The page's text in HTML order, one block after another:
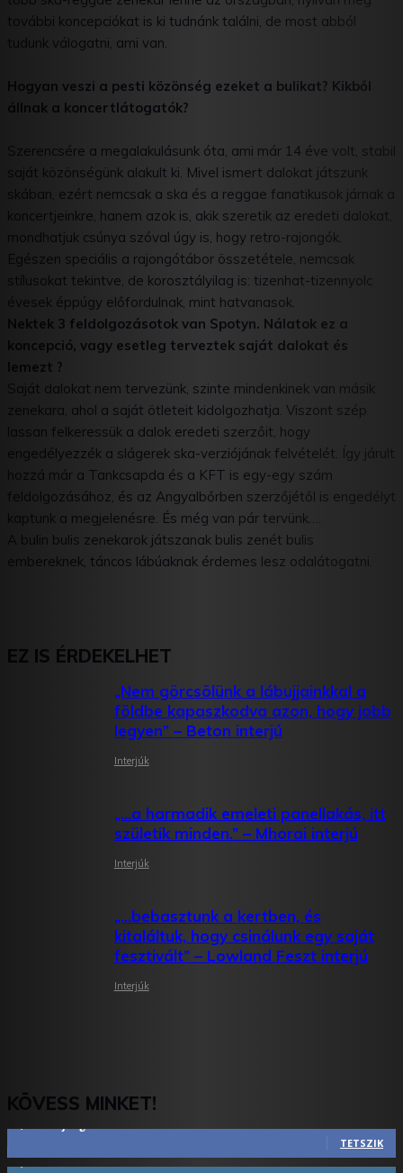
további koncepciókat is ki tudnánk találni, de most abból
tudunk válogatni, ami van.
Hogyan veszi a pesti közönség ezeket a bulikat? Kikből
állnak a koncertlátogatók?
Szerencsére a megalakulásunk óta, ami már 14 éve volt, stabil
saját közönségünk alakult ki. Mivel ismert dalokat játszunk
skában, ezért nemcsak a ska és a reggae fanatikusok járnak a
koncertjeinkre, hanem azok is, akik szeretik az eredeti dalokat,
mondhatjuk csúnya szóval úgy is, hogy retro-rajongók.
Egészen speciális a rajongótábor összetétele, nemcsak
stílusokat tekintve, de korosztályilag is: tizenhat-tizennyolc
évesek éppúgy előfordulnak, mint hatvanasok.
Nektek 3 feldolgozásotok van Spotyn. Nálatok ez a
koncepció, vagy esetleg terveztek saját dalokat és
lemezt ?
Saját dalokat nem tervezünk, szinte mindenkinek van másik
zenekara, ahol a saját ötleteit kidolgozhatja. Viszont szép
lassan felkeressük a dalok eredeti szerzőit, hogy
engedélyezzék a slágerek ska-verziójának felvételét. Így járult
hozzá már a Tankcsapda és a KFT is egy-egy szám
feldolgozásához, és az Angyalbőrben szerzőjétől is engedélyt
kaptunk a megjelenésre. És még van pár tervünk….
A bulin bulis zenekarok játszanak bulis zenét bulis
embereknek, táncos lábúaknak érdemes lesz odalátogatni.
EZ IS ÉRDEKELHET
„Nem görcsölünk a lábujjainkkal a
földbe kapaszkodva azon, hogy jobb
legyen” – Beton interjú
Interjúk
„…a harmadik emeleti panellakás, itt
születik minden.” – Mhorai interjú
Interjúk
„…bebasztunk a kertben, és
kitaláltuk, hogy csinálunk egy saját
fesztivált” – Lowland Feszt interjú
Interjúk
KÖVESS MINKET!
TETSZIK